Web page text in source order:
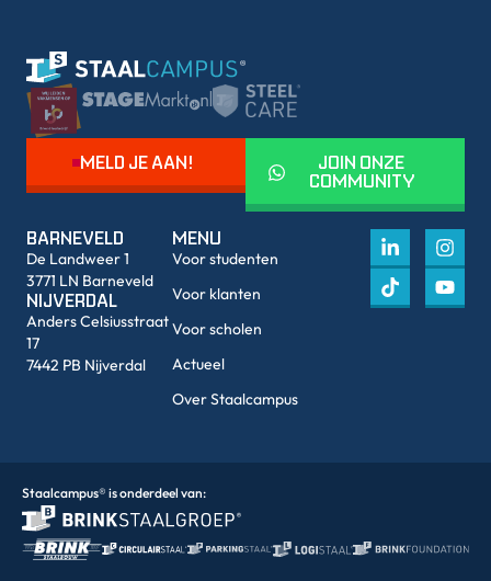
MELD JE AAN! JOIN ONZE
COMMUNITY
BARNEVELD
De Landweer 1
3771 LN Barneveld
NIJVERDAL
Anders Celsiusstraat
17
7442 PB Nijverdal
MENU
Voor studenten
Voor klanten
Voor scholen
Actueel
Over Staalcampus
Staalcampus® is onderdeel van: